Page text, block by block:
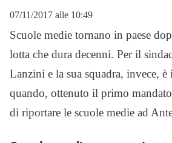
07/11/2017 alle 10:49
Scuole medie tornano in paese
lotta che dura decenni. Per il
Lanzini e la sua squadra, invece,
quando, ottenuto il primo
di riportare le scuole medie ad